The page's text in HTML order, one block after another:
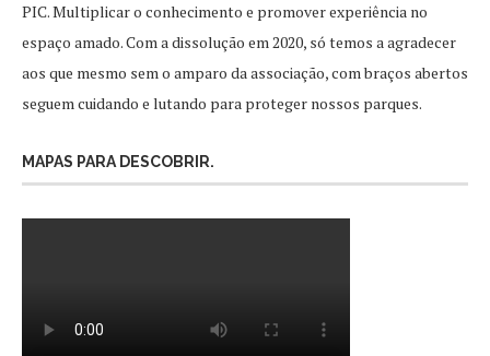
PIC. Multiplicar o conhecimento e promover experiência no
espaço amado. Com a dissolução em 2020, só temos a agradecer
aos que mesmo sem o amparo da associação, com braços abertos
seguem cuidando e lutando para proteger nossos parques.
MAPAS PARA DESCOBRIR.